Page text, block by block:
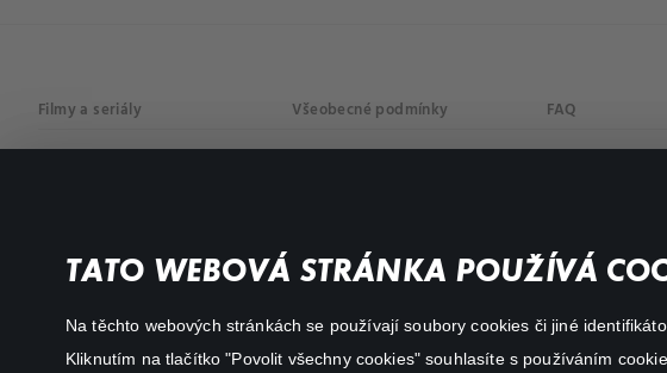
TATO WEBOVÁ STRÁNKA POUŽÍVÁ
Na těchto webových stránkách se používají soubory cookies či jiné
Kliknutím na tlačítko "Povolit všechny cookies" souhlasíte s používáním
Filmy a seriály
Akční
Všeobecné podmínky FAQ